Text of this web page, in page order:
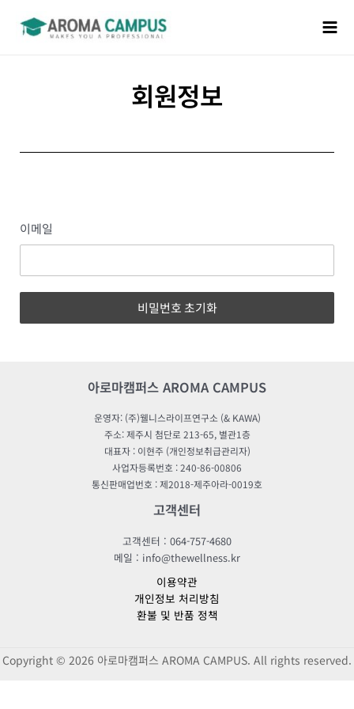
회원정보
이메일
아로마캠퍼스 AROMA CAMPUS
운영자: (주)웰니스라이프연구소 (& KAWA)
주소: 제주시 첨단로 213-65, 별관1층
대표자 : 이현주 (개인정보취급관리자)
사업자등록번호 : 240-86-00806
통신판매업번호 : 제2018-제주아라-0019호
고객센터
고객센터 : 064-757-4680
메일 : info@thewellness.kr
이용약관
개인정보 처리방침
환불 및 반품 정책
Copyright © 2026 아로마캠퍼스 AROMA CAMPUS. All rights reserved.